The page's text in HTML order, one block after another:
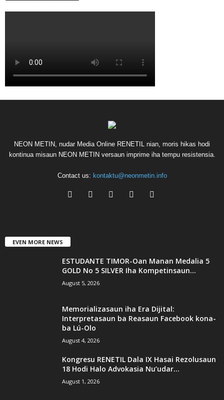
NEON METIN, nudar Media Online RENETIL nian, moris hikas hodi
kontinua misaun NEON METIN versaun imprime iha tempu resistensia.
Contact us: kontaktu@neonmetin.info
EVEN MORE NEWS
ESTUDANTE TIMOR-Oan Manan Medalia 5
GOLD No 5 SILVER Iha Kompetinsaun...
August 5, 2026
Memorializasaun iha Era Dijital:
Interpretasaun ba Reasaun Facebook kona-
ba Lú-Olo
August 4, 2026
Kongresu RENETIL Dala IX Hasai Rezolusaun
18 Hodi Halo Advokasia Nu’udar...
August 1, 2026